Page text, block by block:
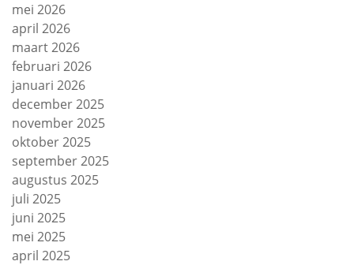
mei 2026
april 2026
maart 2026
februari 2026
januari 2026
december 2025
november 2025
oktober 2025
september 2025
augustus 2025
juli 2025
juni 2025
mei 2025
april 2025